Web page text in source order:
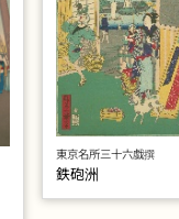
東京名所三十六戯撰
鉄砲洲